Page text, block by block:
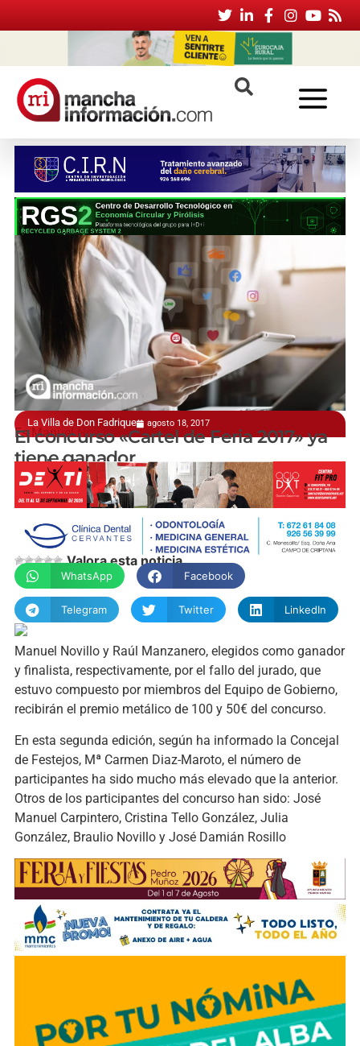
La Villa de Don Fadrique agosto 18, 2017
Es Manuel Novillo Vela
El concurso «Cartel de Feria 2017» ya
tiene ganador
manchainformacion.com
Valora esta noticia
WhatsApp Facebook
Telegram Twitter LinkedIn
Manuel Novillo y Raúl Manzanero, elegidos como ganador
y finalista, respectivamente, por el fallo del jurado, que
estuvo compuesto por miembros del Equipo de Gobierno,
recibirán el premio metálico de 100 y 50€ del concurso.
En esta segunda edición, según ha informado la Concejal
de Festejos, Mª Carmen Diaz-Maroto, el número de
participantes ha sido mucho más elevado que la anterior.
Otros de los participantes del concurso han sido: José
Manuel Carpintero, Cristina Tello González, Julia
González, Braulio Novillo y José Damián Rosillo